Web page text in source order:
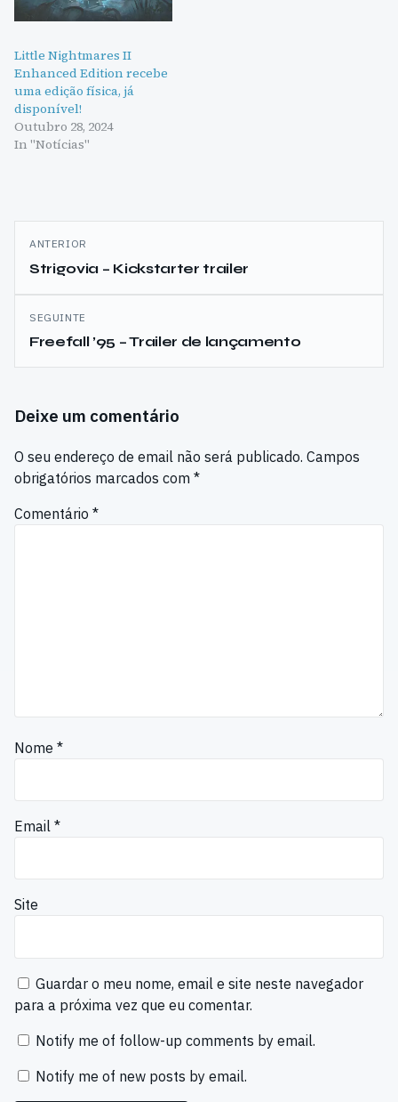
Little Nightmares II
Enhanced Edition recebe
uma edição física, já
disponível!
Outubro 28, 2024
In "Notícias"
Navegação
de
artigos
ANTERIOR
Strigovia – Kickstarter trailer
SEGUINTE
Freefall ’95 – Trailer de lançamento
Deixe um comentário
O seu endereço de email não será publicado. Campos
obrigatórios marcados com *
Comentário *
Nome *
Email *
Site
Guardar o meu nome, email e site neste navegador
para a próxima vez que eu comentar.
Notify me of follow-up comments by email.
Notify me of new posts by email.